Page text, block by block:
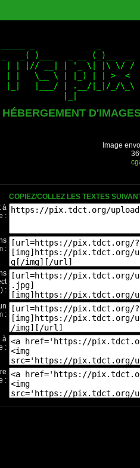
HÉBERGEMENT
Image
COPIEZ/COLLEZ LES TEXTES
à
:
:
:
:
à
:
: